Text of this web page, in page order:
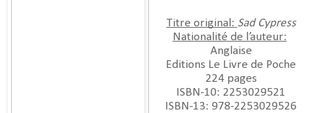
Titre original: Sad Cypress
Nationalité de l’auteur:
Anglaise
Editions Le Livre de Poche
224 pages
ISBN-10:‎ 2253029521
ISBN-13:‎ 978-2253029526